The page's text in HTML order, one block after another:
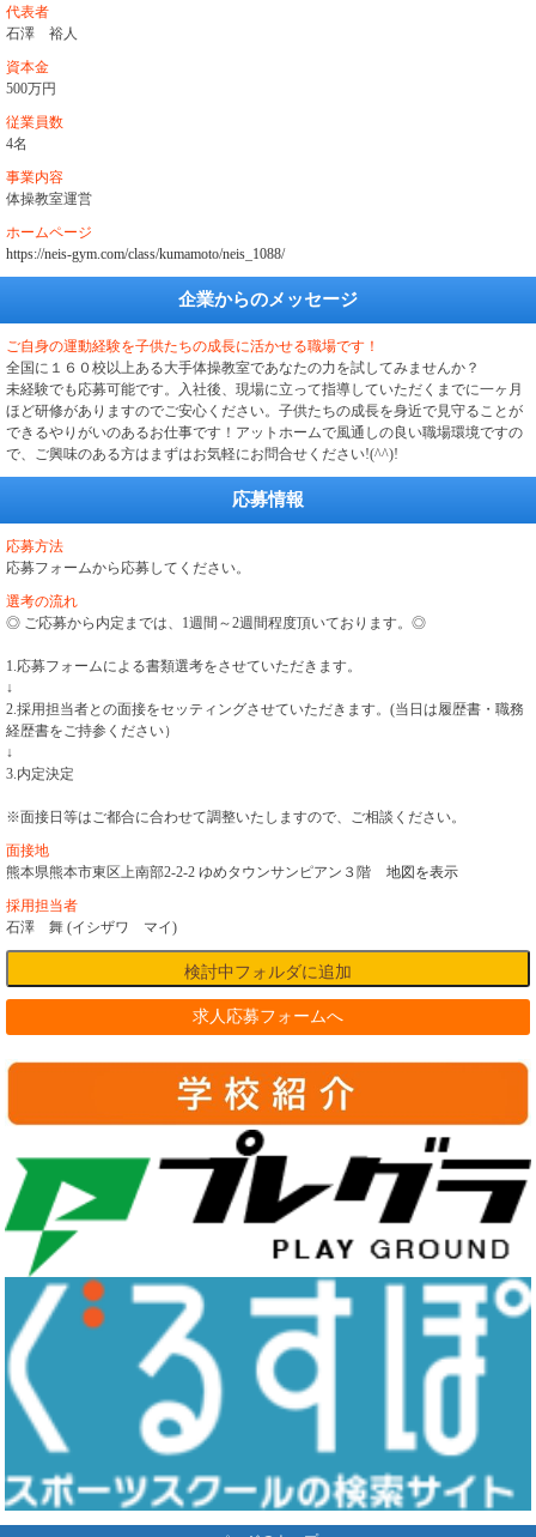
代表者
石澤 裕人
資本金
500万円
従業員数
4名
事業内容
体操教室運営
ホームページ
https://neis-gym.com/class/kumamoto/neis_1088/
企業からのメッセージ
ご自身の運動経験を子供たちの成長に活かせる職場です！
全国に１６０校以上ある大手体操教室であなたの力を試してみませんか？
未経験でも応募可能です。入社後、現場に立って指導していただくまでに一ヶ月
ほど研修がありますのでご安心ください。子供たちの成長を身近で見守ることが
できるやりがいのあるお仕事です！アットホームで風通しの良い職場環境ですの
で、ご興味のある方はまずはお気軽にお問合せください!(^^)!
応募情報
応募方法
応募フォームから応募してください。
選考の流れ
◎ ご応募から内定までは、1週間～2週間程度頂いております。◎
1.応募フォームによる書類選考をさせていただきます。
↓
2.採用担当者との面接をセッティングさせていただきます。(当日は履歴書・職務
経歴書をご持参ください）
↓
3.内定決定
※面接日等はご都合に合わせて調整いたしますので、ご相談ください。
面接地
熊本県熊本市東区上南部2-2-2 ゆめタウンサンピアン３階
地図を表示
採用担当者
石澤 舞 (イシザワ マイ)
求人応募フォームへ